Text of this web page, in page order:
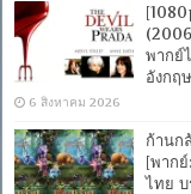
พากย์
อังกฤ
6 สิงหาคม 2026
ก้านก
[พาก
ไทย